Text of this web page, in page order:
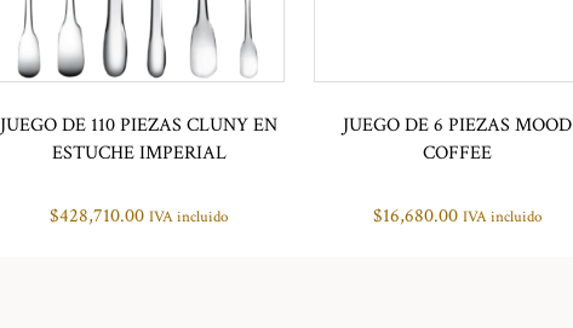
JUEGO DE 110 PIEZAS CLUNY EN
ESTUCHE IMPERIAL
$428,710.00 IVA incluido
JUEGO DE 6 PIEZAS MOOD
COFFEE
$16,680.00 IVA incluido